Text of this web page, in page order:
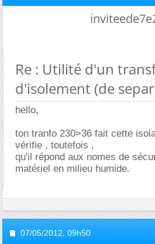
Re : Utilité d'un
d'isolement (de
hello,
ton tranfo 230>36 fait cette
vérifie , toutefois ,
qu'il répond aux nomes de
matériel en milieu humide.
07/05/2012, 09h50